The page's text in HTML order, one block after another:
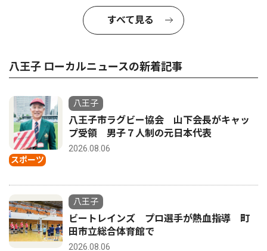
すべて見る
八王子 ローカルニュースの新着記事
スポーツ
八王子
八王子市ラグビー協会 山下会長がキャッ
プ受領 男子７人制の元日本代表
2026.08.06
八王子
ビートレインズ プロ選手が熱血指導 町
田市立総合体育館で
2026.08.06